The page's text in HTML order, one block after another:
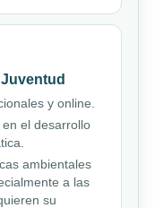
y online.
el desarrollo
ambientales
a las
su